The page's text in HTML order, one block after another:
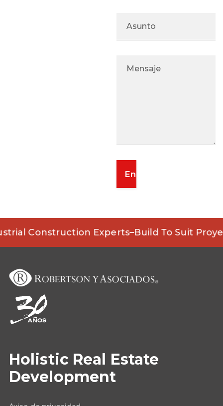
Construction Experts–Build To Suit
Holistic Real Estate
Development